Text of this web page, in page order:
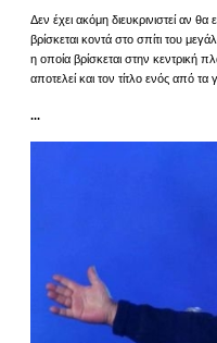
Δεν έχει ακόμη διευκρινιστεί αν
βρίσκεται κοντά στο σπίτι του
η οποία βρίσκεται στην κεντρική
αποτελεί και τον τίτλο ενός από
...